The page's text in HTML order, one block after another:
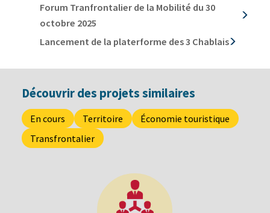
Forum Tranfrontalier de la Mobilité du 30
octobre 2025
Présentation Forum transfrontalier de la mobilité
mobilité
Lancement de la platerforme des 3 Chablais
Carte touristique des 3 Chablais
Découvrir des projets similaires
En cours Territoire
Économie touristique
Transfrontalier